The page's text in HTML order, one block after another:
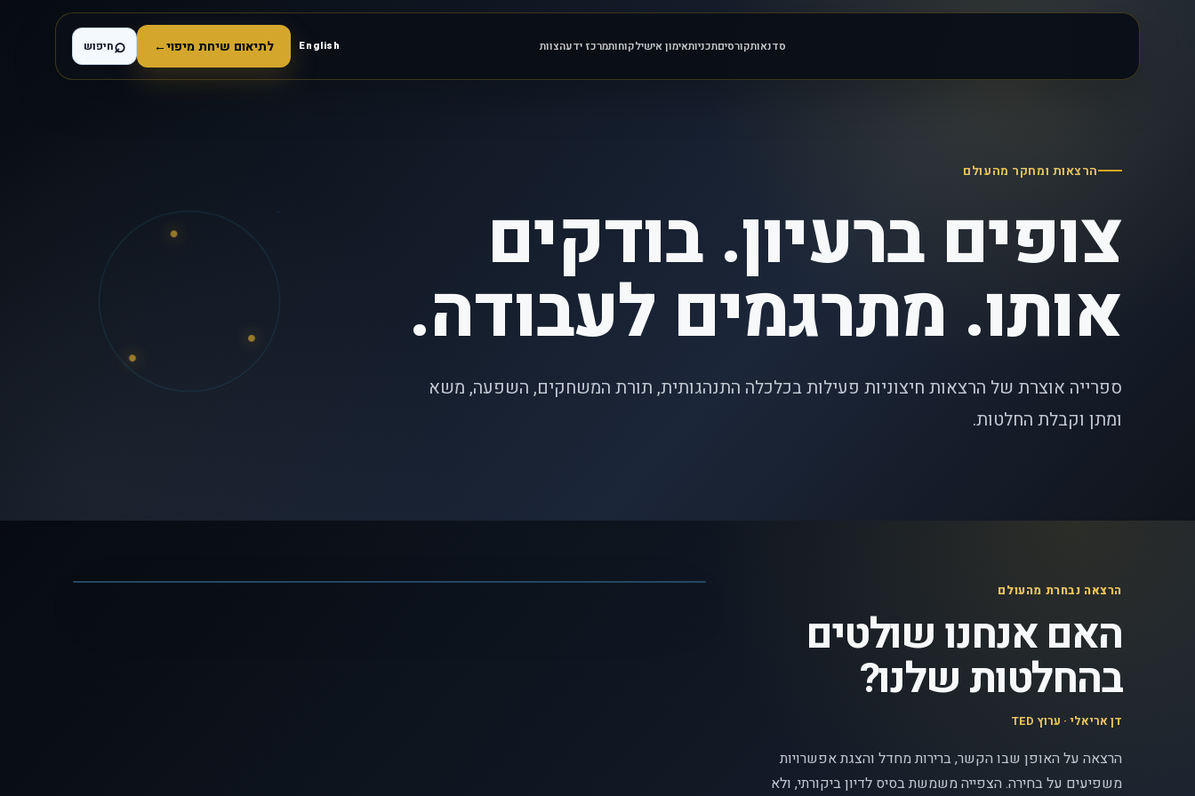
סדנאותקורסיםתכניותאימון אישילקוחותמרכז ידעהצוות English לתיאום שיחת מיפוי←
⌕חיפוש
הרצאות ומחקר מהעולם
צופים ברעיון. בודקים
אותו. מתרגמים לעבודה.
ספרייה אוצרת של הרצאות חיצוניות פעילות בכלכלה התנהגותית, תורת המשחקים, השפעה, משא
ומתן וקבלת החלטות.
הרצאה נבחרת מהעולם
האם אנחנו שולטים
בהחלטות שלנו?
דן אריאלי · ערוץ TED
הרצאה על האופן שבו הקשר, ברירות מחדל והצגת אפשרויות
משפיעים על בחירה. הצפייה משמשת בסיס לדיון ביקורתי, ולא